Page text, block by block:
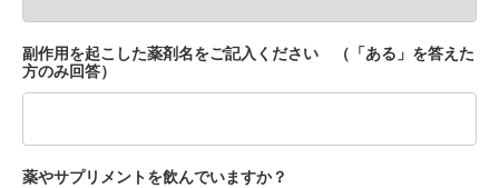
副作用を起こした薬剤名をご記入ください （「ある」を答えた
方のみ回答）
薬やサプリメントを飲んでいますか？